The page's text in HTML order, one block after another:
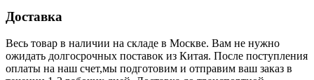
Доставка
Весь товар в наличии на складе в Москве. Вам не нужно
ожидать долгосрочных поставок из Китая. После поступления
оплаты на наш счет,мы подготовим и отправим ваш заказ в